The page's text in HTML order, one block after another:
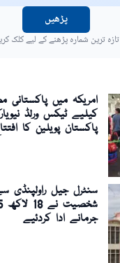
پڑھیں
تازہ ترین شمارہ پڑھنے کے لیے کلک
امریکہ میں
کیلیے ٹیکس ورلڈ
پاکستان پویلین کا
جرمانے ادا کردئیے